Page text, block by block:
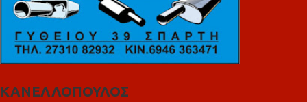
ΚΑΝΕΛΛΟΠΟΥΛΟΣ